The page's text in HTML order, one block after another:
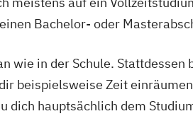
Bachelor- oder
wie in der Schule.
beispielsweise Zeit
dich hauptsächlich dem